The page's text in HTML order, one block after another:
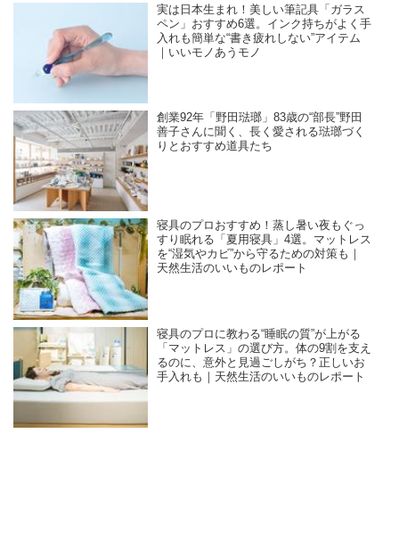
実は日本生まれ！美しい筆記具「ガラス
ペン」おすすめ6選。インク持ちがよく手
入れも簡単な“書き疲れしない”アイテム
｜いいモノあうモノ
創業92年「野田琺瑯」83歳の“部長”野田
善子さんに聞く、長く愛される琺瑯づく
りとおすすめ道具たち
寝具のプロおすすめ！蒸し暑い夜もぐっ
すり眠れる「夏用寝具」4選。マットレス
を“湿気やカビ”から守るための対策も｜
天然生活のいいものレポート
寝具のプロに教わる“睡眠の質”が上がる
「マットレス」の選び方。体の9割を支え
るのに、意外と見過ごしがち？正しいお
手入れも｜天然生活のいいものレポート